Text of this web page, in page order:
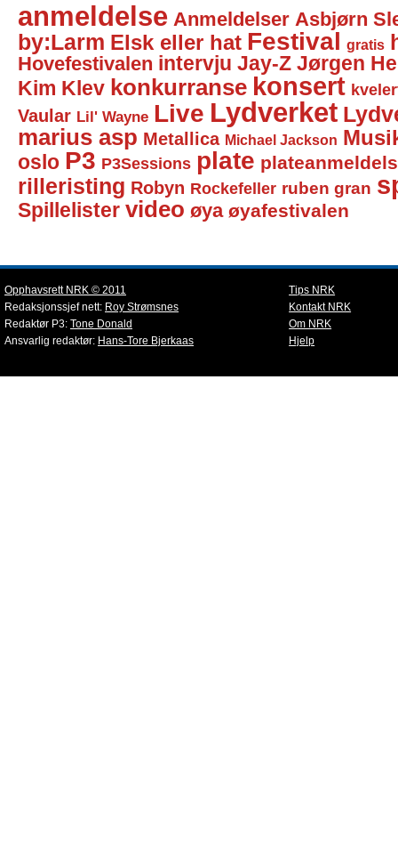
anmeldelse Anmeldelser Asbjørn
by:Larm Elsk eller hat Festival gratis
Hovefestivalen intervju Jay-Z Jørgen
Kim Klev konkurranse konsert
Vaular Lil' Wayne Live Lydverket
marius asp Metallica Michael Jackson
oslo P3 P3Sessions plate
rilleristing Robyn Rockefeller ruben gran
Spillelister video øya øyafestivalen
Opphavsrett NRK © 2011
Redaksjonssjef nett: Roy Strømsnes
Redaktør P3: Tone Donald
Ansvarlig redaktør: Hans-Tore Bjerkaas
Tips NRK
Kontakt NRK
Om NRK
Hjelp